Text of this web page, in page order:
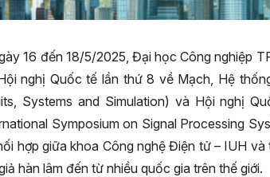
16 đến 18/5/2025, Đại học Công nghiệp
nghị Quốc tế lần thứ 8 về Mạch, Hệ
Systems and Simulation) và Hội nghị
Symposium on Signal Processing
hợp giữa khoa Công nghệ Điện tử – IUH
hàn lâm đến từ nhiều quốc gia trên thế giới.